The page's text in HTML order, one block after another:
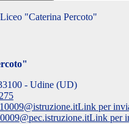
Liceo "Caterina Percoto"
- Udine (UD)
Link per
Link per